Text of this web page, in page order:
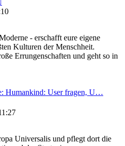
Beitrag
- erschafft eure eigene
Kulturen der Menschheit.
Errungenschaften und geht so in
Humankind: User fragen, U…
Universalis und pflegt dort die